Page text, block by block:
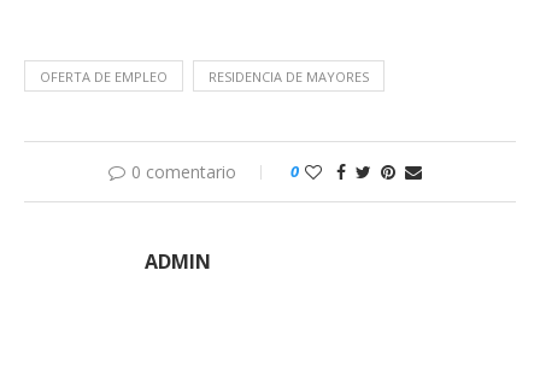
OFERTA DE EMPLEO RESIDENCIA DE MAYORES
0 comentario 0
ADMIN